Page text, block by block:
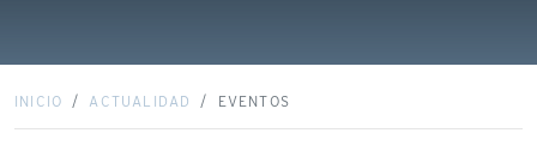
INICIO ACTUALIDAD EVENTOS